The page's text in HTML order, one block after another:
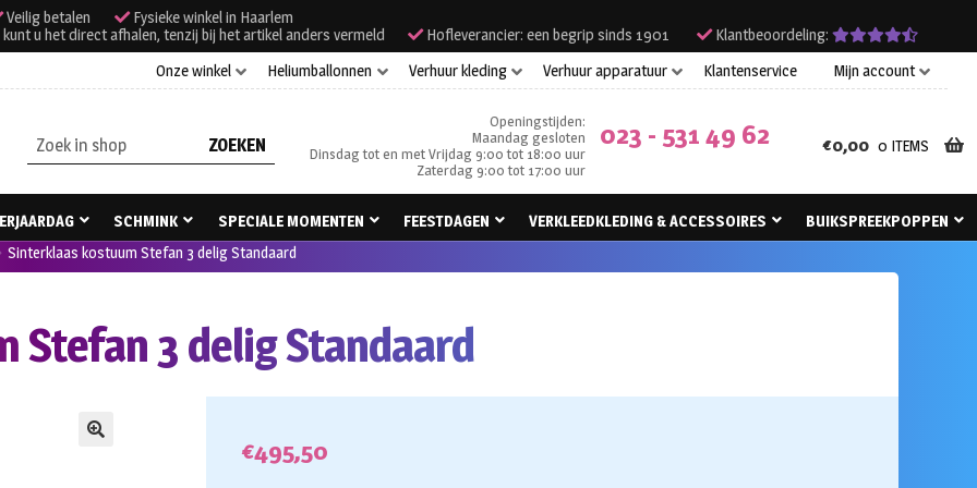
Veilig betalen
Fysieke winkel in Haarlem
u het direct afhalen, tenzij bij het artikel anders vermeld
Hofleverancier: een begrip sinds 1901
Klantbeoordeling:
Onze winkel
Heliumballonnen Verhuur kleding Verhuur apparatuur Klantenservice Mijn account
Zoeken
naar:
Openingstijden:
Maandag gesloten
Dinsdag tot en met Vrijdag 9:00 tot 18:00 uur
Zaterdag 9:00 tot 17:00 uur
023 - 531 49 62 €0,00 0 ITEMS
SCHMINK SPECIALE MOMENTEN FEESTDAGEN VERKLEEDKLEDING & ACCESSOIRES
BUIKSPREEKPOPPEN
Sinterklaas kostuum Stefan 3 delig Standaard
Stefan 3 delig Standaard
€495,50